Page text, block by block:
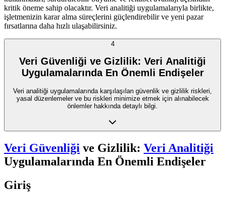
kritik öneme sahip olacaktır. Veri analitiği uygulamalarıyla birlikte,
işletmenizin karar alma süreçlerini güçlendirebilir ve yeni pazar
fırsatlarına daha hızlı ulaşabilirsiniz.
4
Veri Güvenliği ve Gizlilik: Veri Analitiği
Uygulamalarında En Önemli Endişeler
Veri analitiği uygulamalarında karşılaşılan güvenlik ve gizlilik riskleri,
yasal düzenlemeler ve bu riskleri minimize etmek için alınabilecek
önlemler hakkında detaylı bilgi.
Veri Güvenliği ve Gizlilik: Veri Analitiği
Uygulamalarında En Önemli Endişeler
Giriş